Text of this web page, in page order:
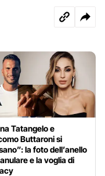
Tatangelo e
Buttaroni si
la foto dell’anello
e la voglia di